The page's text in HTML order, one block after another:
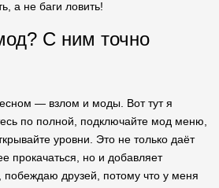
а не баги ловить!
С ним точно
— взлом и моды. Вот тут я
по полной, подключайте мод меню,
уровни. Это не только даёт
прокачаться, но и добавляет
побеждаю друзей, потому что у меня